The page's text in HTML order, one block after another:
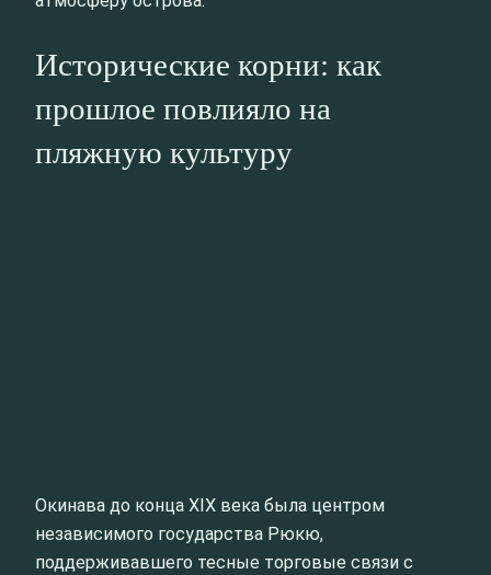
Исторические корни: как
прошлое повлияло на
пляжную культуру
Окинава до конца XIX века была центром
независимого государства Рюкю,
поддерживавшего тесные торговые связи с